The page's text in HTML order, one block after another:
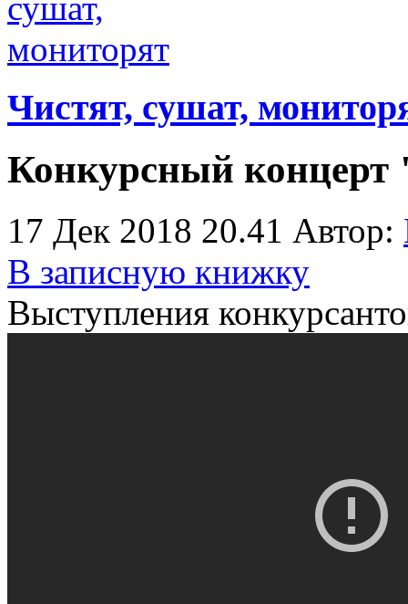
Чистят, сушат,
Конкурсный концерт
17 Дек 2018 20.41 Автор:
В записную книжку
Выступления